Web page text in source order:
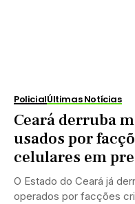
PolicialÚltimas Notícias
Ceará derruba
usados por
celulares em
O Estado do Ceará já
operados por facções